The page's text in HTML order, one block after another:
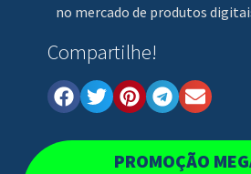
no mercado de produtos
Compartilhe!
PROMOÇÃO